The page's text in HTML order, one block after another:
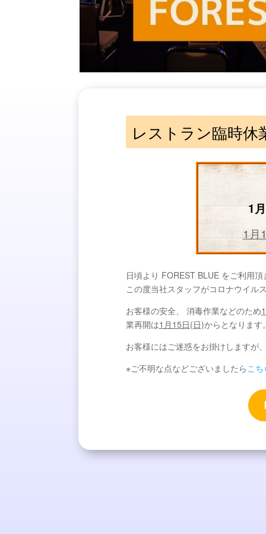
レストラン臨時休
1
1月
日頃より FOREST BLUE をご利用頂
この度当社スタッフがコロナウイル
お客様の安全、 消毒作業などのため
業再開は1月15日(日)からとなります。
お客様にはご迷惑をお掛けしますが
※ご不明な点などございましたらこち